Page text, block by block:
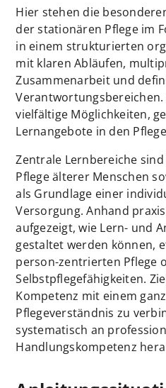
Hier stehen die
der stationären Pflege im
in einem strukturierten
mit klaren Abläufen,
Zusammenarbeit und
vielfältige Möglichkeiten,
Lernangebote in den
Zentrale Lernbereiche
Pflege älterer Menschen
als Grundlage einer
Versorgung. Anhand
aufgezeigt, wie Lern- und
gestaltet werden können,
person-zentrierten Pflege
Selbstpflegefähigkeiten.
Kompetenz mit einem
Pflegeverständnis zu
systematisch an
Handlungskompetenz